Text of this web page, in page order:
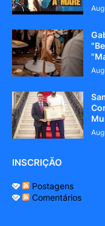
INSCRIÇÃO
Postagens
Comentários